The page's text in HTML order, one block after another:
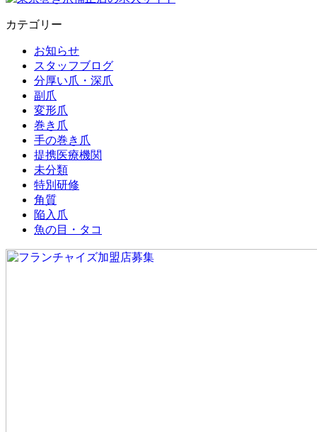
カテゴリー
お知らせ
スタッフブログ
分厚い爪・深爪
副爪
変形爪
巻き爪
手の巻き爪
提携医療機関
未分類
特別研修
角質
陥入爪
魚の目・タコ